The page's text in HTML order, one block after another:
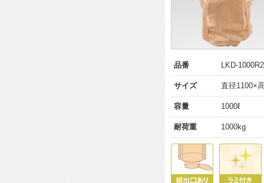
品番 LKD-
サイズ 直径1100×
容量 1000ℓ
耐荷重 1000kg